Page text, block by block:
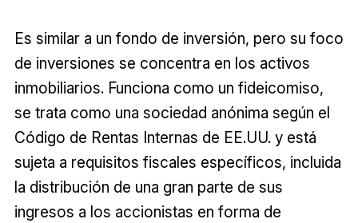
Es similar a un fondo de inversión, pero su foco
de inversiones se concentra en los activos
inmobiliarios. Funciona como un fideicomiso,
se trata como una sociedad anónima según el
Código de Rentas Internas de EE.UU. y está
sujeta a requisitos fiscales específicos, incluida
la distribución de una gran parte de sus
ingresos a los accionistas en forma de